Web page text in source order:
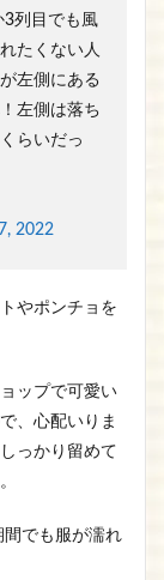
3列目でも風
たくない人
左側にある
左側は落ち
らいだっ
2022
やポンチョを
ップで可愛い
、心配いりま
っかり留めて
間でも服が濡れ